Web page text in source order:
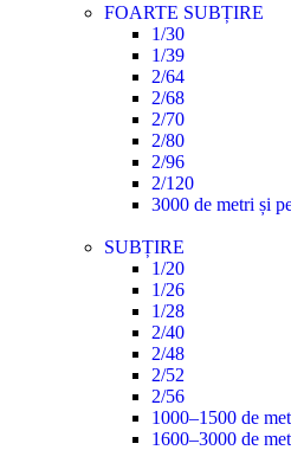
FOARTE SUBȚIRE
1/30
1/39
2/64
2/68
2/70
2/80
2/96
2/120
3000 de metri și
SUBȚIRE
1/20
1/26
1/28
2/40
2/48
2/52
2/56
1000–1500 de
1600–3000 de